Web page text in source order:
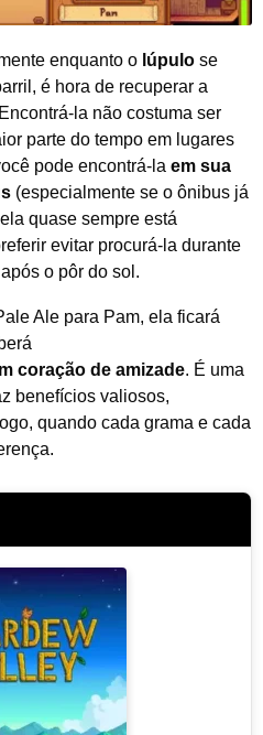
enquanto o lúpulo se
é hora de recuperar a
la não costuma ser
parte do tempo em lugares
pode encontrá-la em sua
(especialmente se o ônibus já
quase sempre está
evitar procurá-la durante
o pôr do sol.
Ale para Pam, ela ficará
coração de amizade. É uma
benefícios valiosos,
quando cada grama e cada